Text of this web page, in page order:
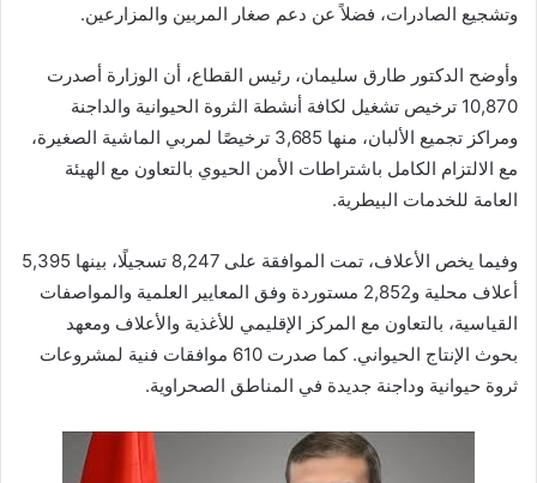
وتشجيع الصادرات، فضلاً عن دعم صغار المربين والمزارعين.
وأوضح الدكتور طارق سليمان، رئيس القطاع، أن الوزارة أصدرت
10,870 ترخيص تشغيل لكافة أنشطة الثروة الحيوانية والداجنة
ومراكز تجميع الألبان، منها 3,685 ترخيصًا لمربي الماشية الصغيرة،
مع الالتزام الكامل باشتراطات الأمن الحيوي بالتعاون مع الهيئة
العامة للخدمات البيطرية.
وفيما يخص الأعلاف، تمت الموافقة على 8,247 تسجيلًا، بينها 5,395
أعلاف محلية و2,852 مستوردة وفق المعايير العلمية والمواصفات
القياسية، بالتعاون مع المركز الإقليمي للأغذية والأعلاف ومعهد
بحوث الإنتاج الحيواني. كما صدرت 610 موافقات فنية لمشروعات
ثروة حيوانية وداجنة جديدة في المناطق الصحراوية.